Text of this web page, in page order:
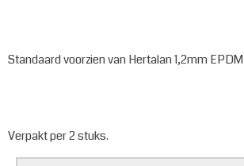
Standaard voorzien van Hertalan 1,2mm EPDM
Verpakt per 2 stuks.